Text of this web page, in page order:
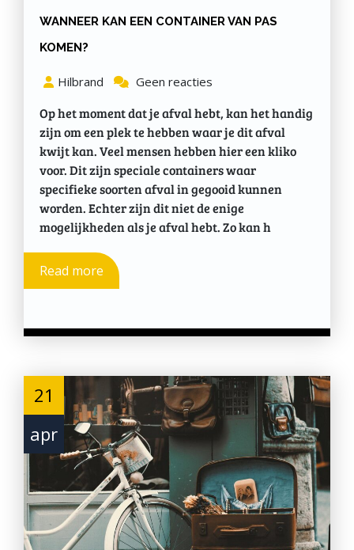
WANNEER KAN EEN CONTAINER VAN PAS
KOMEN?
Hilbrand Geen reacties
Op het moment dat je afval hebt, kan het handig
zijn om een plek te hebben waar je dit afval
kwijt kan. Veel mensen hebben hier een kliko
voor. Dit zijn speciale containers waar
specifieke soorten afval in gegooid kunnen
worden. Echter zijn dit niet de enige
mogelijkheden als je afval hebt. Zo kan h
Read more
21
apr